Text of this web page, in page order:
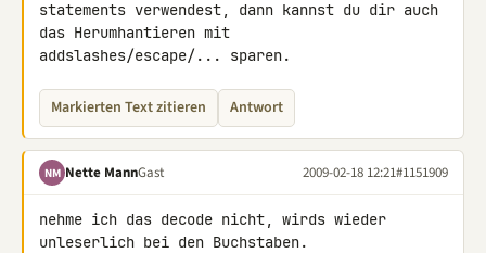
statements verwendest, dann kannst du dir auch
das Herumhantieren mit
addslashes/escape/... sparen.
Markierten Text zitieren Antwort
NM Nette MannGast 2009-02-18 12:21#1151909
nehme ich das decode nicht, wirds wieder
unleserlich bei den Buchstaben.